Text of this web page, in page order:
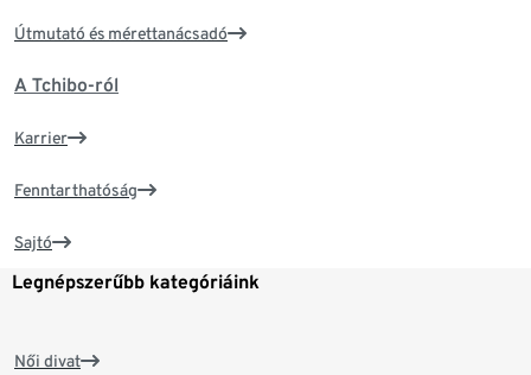
Útmutató és mérettanácsadó
A Tchibo-ról
Karrier
Fenntarthatóság
Sajtó
Legnépszerűbb kategóriáink
Női divat